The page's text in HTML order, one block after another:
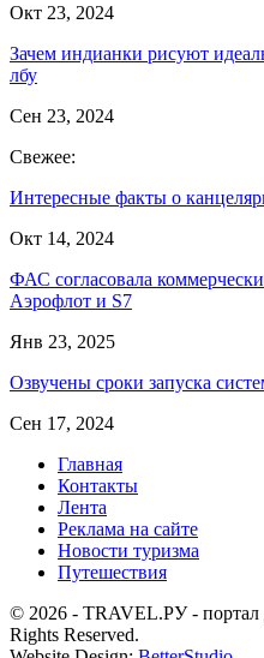
Окт 23, 2024
Зачем индианки рисуют
лбу
Сен 23, 2024
Свежее:
Интересные факты о
Окт 14, 2024
ФАС согласовала
Аэрофлот и S7
Янв 23, 2025
Озвучены сроки запуска
Сен 17, 2024
Главная
Контакты
Лента
Реклама на сайте
Новости туризма
Путешествия
© 2026 - TRAVEL.РУ - портал
Rights Reserved.